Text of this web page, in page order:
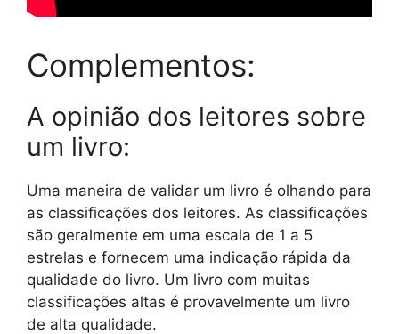
Complementos:
A opinião dos leitores sobre
um livro:
Uma maneira de validar um livro é olhando para
as classificações dos leitores. As classificações
são geralmente em uma escala de 1 a 5
estrelas e fornecem uma indicação rápida da
qualidade do livro. Um livro com muitas
classificações altas é provavelmente um livro
de alta qualidade.